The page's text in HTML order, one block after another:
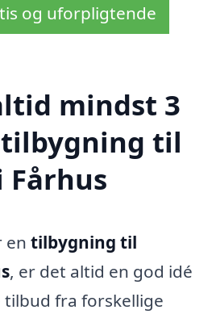
og uforpligtende
mindst 3
til
en tilbygning til
, er det altid en god idé
fra forskellige